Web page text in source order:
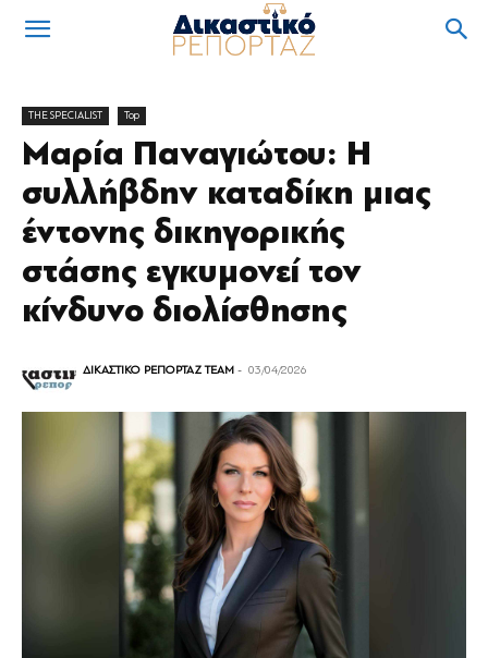
THE SPECIALIST Top
Μαρία Παναγιώτου: Η
συλλήβδην καταδίκη μιας
έντονης δικηγορικής
στάσης εγκυμονεί τον
κίνδυνο διολίσθησης
ΔΙΚΑΣΤΙΚΟ ΡΕΠΟΡΤΑΖ TEAM - 03/04/2026